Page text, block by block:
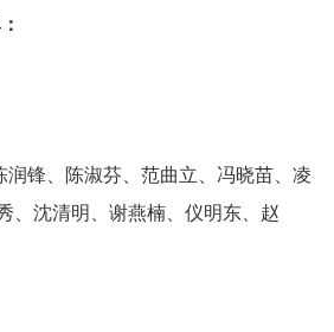
润锋、陈淑芬、范曲立、冯晓苗、凌
、沈清明、谢燕楠、仪明东、赵